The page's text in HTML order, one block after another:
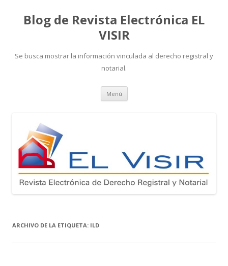
Blog de Revista Electrónica EL
VISIR
Se busca mostrar la información vinculada al derecho registral y
notarial.
Menú Ir
contenido
ARCHIVO DE LA ETIQUETA: ILD